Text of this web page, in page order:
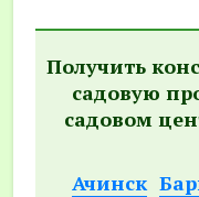
Получить
садовую
садовом
Ачинск